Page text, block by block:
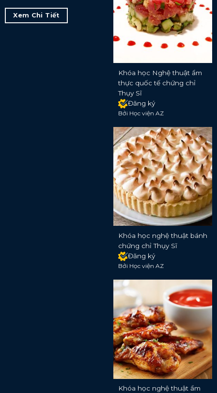
Xem Chi Tiết
Khóa học Nghệ thuật ẩm
thực quốc tế chứng chỉ
Thụy Sĩ
Đăng ký
Bởi Học viện AZ
Khóa học nghệ thuật bánh
chứng chỉ Thụy Sĩ
Đăng ký
Bởi Học viện AZ
Khóa học nghệ thuật ẩm